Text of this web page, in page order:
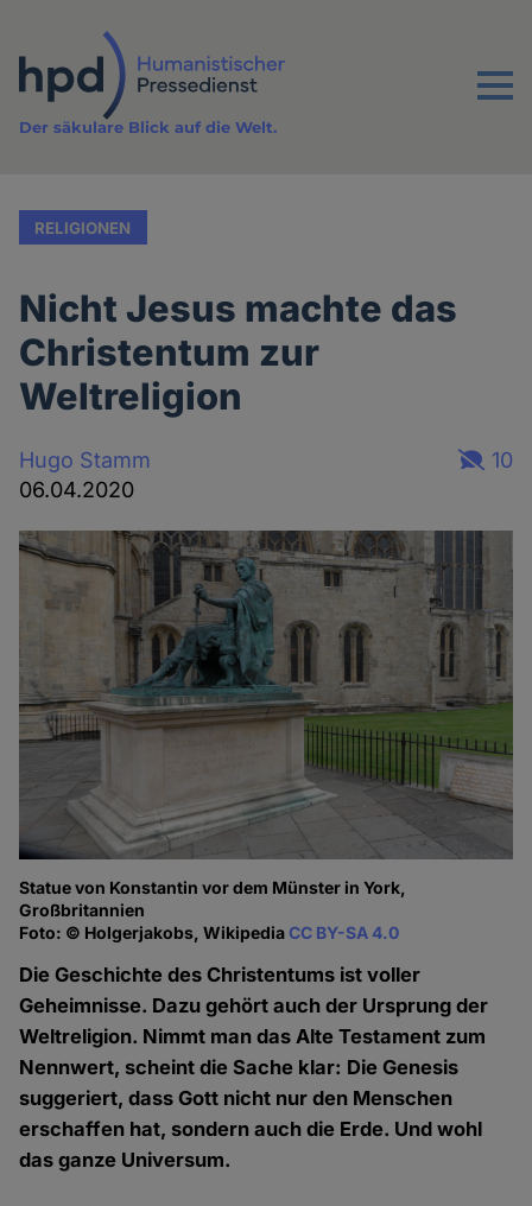
Inhalt
Menu
Der säkulare Blick auf die Welt.
RELIGIONEN
Nicht Jesus machte das
Christentum zur
Weltreligion
Hugo Stamm
06.04.2020
10
Statue von Konstantin vor dem Münster in York,
Großbritannien
Foto: © Holgerjakobs, WikipediaCC BY-SA 4.0
Die Geschichte des Christentums ist voller
Geheimnisse. Dazu gehört auch der Ursprung der
Weltreligion. Nimmt man das Alte Testament zum
Nennwert, scheint die Sache klar: Die Genesis
suggeriert, dass Gott nicht nur den Menschen
erschaffen hat, sondern auch die Erde. Und wohl
das ganze Universum.